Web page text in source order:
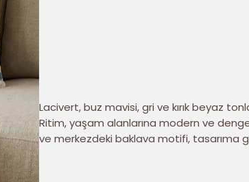
Lacivert, buz mavisi, gri ve kırık beyaz
Ritim, yaşam alanlarına modern ve
ve merkezdeki baklava motifi, tasarıma
Dört parçalık kadife kırlent kılıfı seti;